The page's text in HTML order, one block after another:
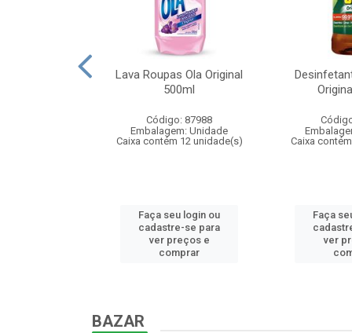
Lava Roupas Ola Original
500ml
Código: 87988
Embalagem: Unidade
Caixa contém 12 unidade(s)
Faça seu login ou
cadastre-se para
ver preços e
comprar
Caixa
Faça
ver
BAZAR